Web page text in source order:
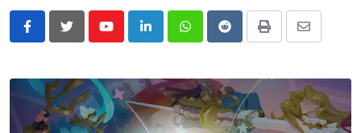
YoutubeLinkedInWhatsappRedditPrint
Share
Email